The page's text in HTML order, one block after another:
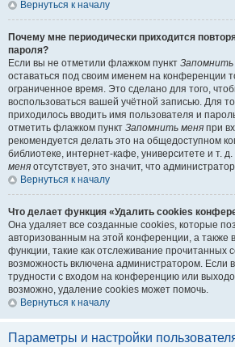
Вернуться к началу
Почему мне периодически приходится
пароля?
Если вы не отметили флажком пункт Запомнить
оставаться под своим именем на конференции
ограниченное время. Это сделано для того,
воспользоваться вашей учётной записью. Для
приходилось вводить имя пользователя и
отметить флажком пункт Запомнить меня при
рекомендуется делать это на общедоступном
библиотеке, интернет-кафе, университете и т. д.
меня отсутствует, это значит, что
Вернуться к началу
Что делает функция «Удалить cookies
Она удаляет все созданные cookies, которые
авторизованным на этой конференции, а также
функции, такие как отслеживание прочитанных
возможность включена администратором. Если
трудности с входом на конференцию или
возможно, удаление cookies может помочь.
Вернуться к началу
Параметры и настройки